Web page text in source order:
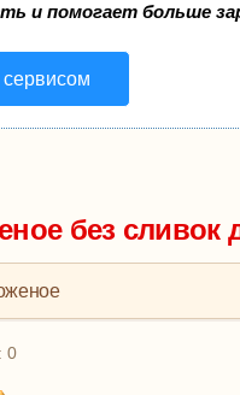
и помогает больше
сервисом
без сливок
0